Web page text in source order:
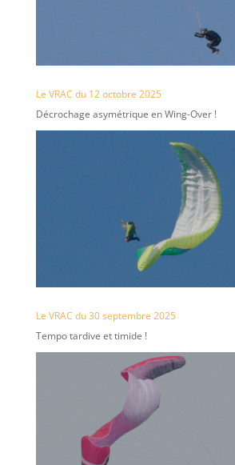
Le VRAC du 12 octobre 2025
Décrochage asymétrique en Wing-Over !
Le VRAC du 30 septembre 2025
Tempo tardive et timide !